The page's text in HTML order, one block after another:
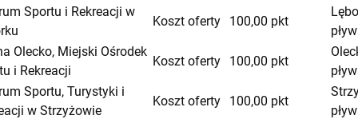
Sportu i Rekreacji w
Koszt oferty 100,00 pkt
Olecko, Miejski Ośrodek
i Rekreacji
Koszt oferty 100,00 pkt
Sportu, Turystyki i
w Strzyżowie
Koszt oferty 100,00 pkt